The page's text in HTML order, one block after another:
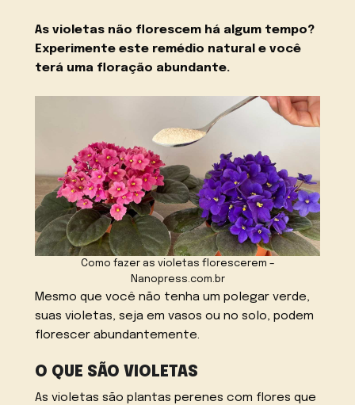
As violetas não florescem há algum tempo?
Experimente este remédio natural e você
terá uma floração abundante.
Como fazer as violetas florescerem –
Nanopress.com.br
Mesmo que você não tenha um polegar verde,
suas violetas, seja em vasos ou no solo, podem
florescer abundantemente.
O QUE SÃO VIOLETAS
As violetas são plantas perenes com flores que